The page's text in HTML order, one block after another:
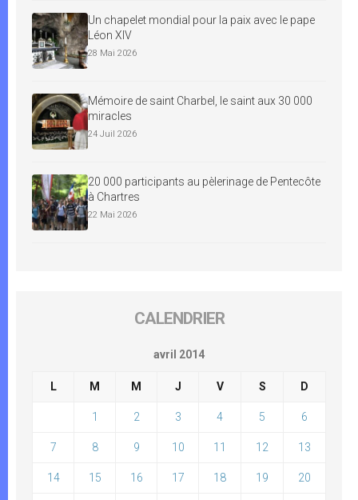
Un chapelet mondial pour la paix avec le pape
Léon XIV
28 Mai 2026
Mémoire de saint Charbel, le saint aux 30 000
miracles
24 Juil 2026
20 000 participants au pèlerinage de Pentecôte
à Chartres
22 Mai 2026
CALENDRIER
avril 2014
L M M J V S D
1 2 3 4 5 6
7 8 9 10 11 12 13
14 15 16 17 18 19 20